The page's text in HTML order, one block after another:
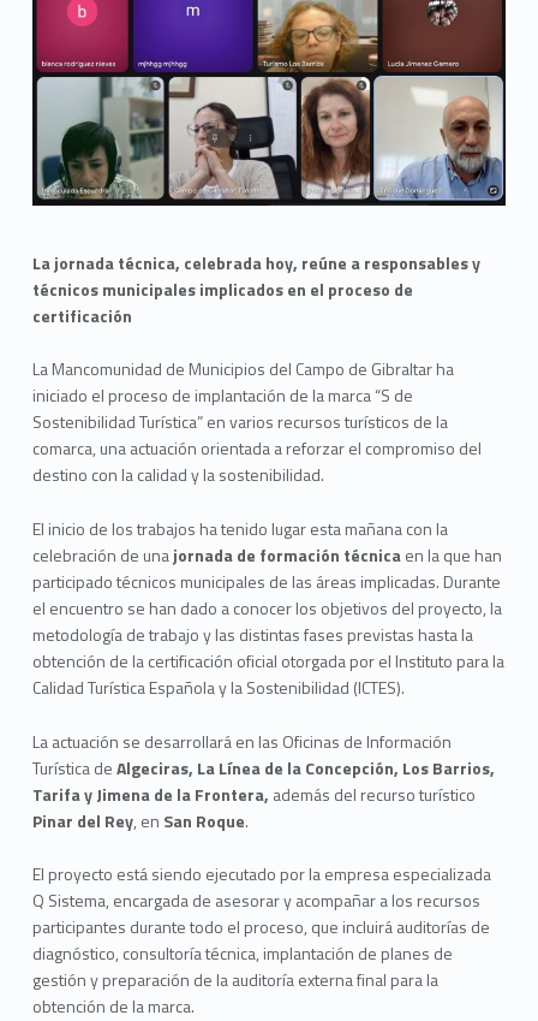
La jornada técnica, celebrada hoy, reúne a responsables y
técnicos municipales implicados en el proceso de
certificación
La Mancomunidad de Municipios del Campo de Gibraltar ha
iniciado el proceso de implantación de la marca “S de
Sostenibilidad Turística” en varios recursos turísticos de la
comarca, una actuación orientada a reforzar el compromiso del
destino con la calidad y la sostenibilidad.
El inicio de los trabajos ha tenido lugar esta mañana con la
celebración de unajornada de formación técnicaen la que han
participado técnicos municipales de las áreas implicadas. Durante
el encuentro se han dado a conocer los objetivos del proyecto, la
metodología de trabajo y las distintas fases previstas hasta la
obtención de la certificación oficial otorgada por el Instituto para la
Calidad Turística Española y la Sostenibilidad (ICTES).
La actuación se desarrollará en las Oficinas de Información
Turística deAlgeciras, La Línea de la Concepción, Los Barrios,
Tarifa y Jimena de la Frontera, además del recurso turístico
Pinar del Rey, en San Roque.
El proyecto está siendo ejecutado por la empresa especializada
Q Sistema, encargada de asesorar y acompañar a los recursos
participantes durante todo el proceso, que incluirá auditorías de
diagnóstico, consultoría técnica, implantación de planes de
gestión y preparación de la auditoría externa final para la
obtención de la marca.